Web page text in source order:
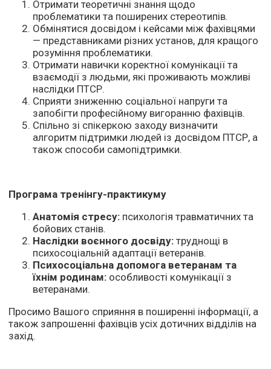
Отримати теоретичні знання щодо
проблематики та поширених стереотипів.
Обмінятися досвідом і кейсами між фахівцями
— представниками різних установ, для кращого
розуміння проблематики.
Отримати навички коректної комунікації та
взаємодії з людьми, які проживають можливі
наслідки ПТСР.
Сприяти зниженню соціальної напруги та
запобігти професійному вигоранню фахівців.
Спільно зі спікеркою заходу визначити
алгоритм підтримки людей із досвідом ПТСР, а
також способи самопідтримки.
Програма тренінгу-практикуму
Анатомія стресу: психологія травматичних та
бойових станів.
Наслідки воєнного досвіду: труднощі в
психосоціальній адаптації ветеранів.
Психосоціальна допомога ветеранам та
їхнім родинам: особливості комунікації з
ветеранами.
Просимо Вашого сприяння в поширенні інформації, а
також запрошенні фахівців усіх дотичних відділів на
захід.